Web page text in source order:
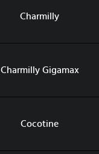
Charmilly
Charmilly Gigamax
Cocotine